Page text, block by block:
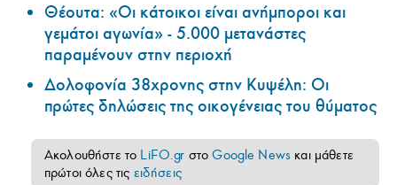
Θέουτα: «Οι κάτοικοι είναι ανήμποροι και
γεμάτοι αγωνία» - 5.000 μετανάστες
παραμένουν στην περιοχή
Δολοφονία 38χρονης στην Κυψέλη: Οι
πρώτες δηλώσεις της οικογένειας του θύματος
Ακολουθήστε το LiFO.gr στοGoogle News και μάθετε
πρώτοι όλες τις ειδήσεις